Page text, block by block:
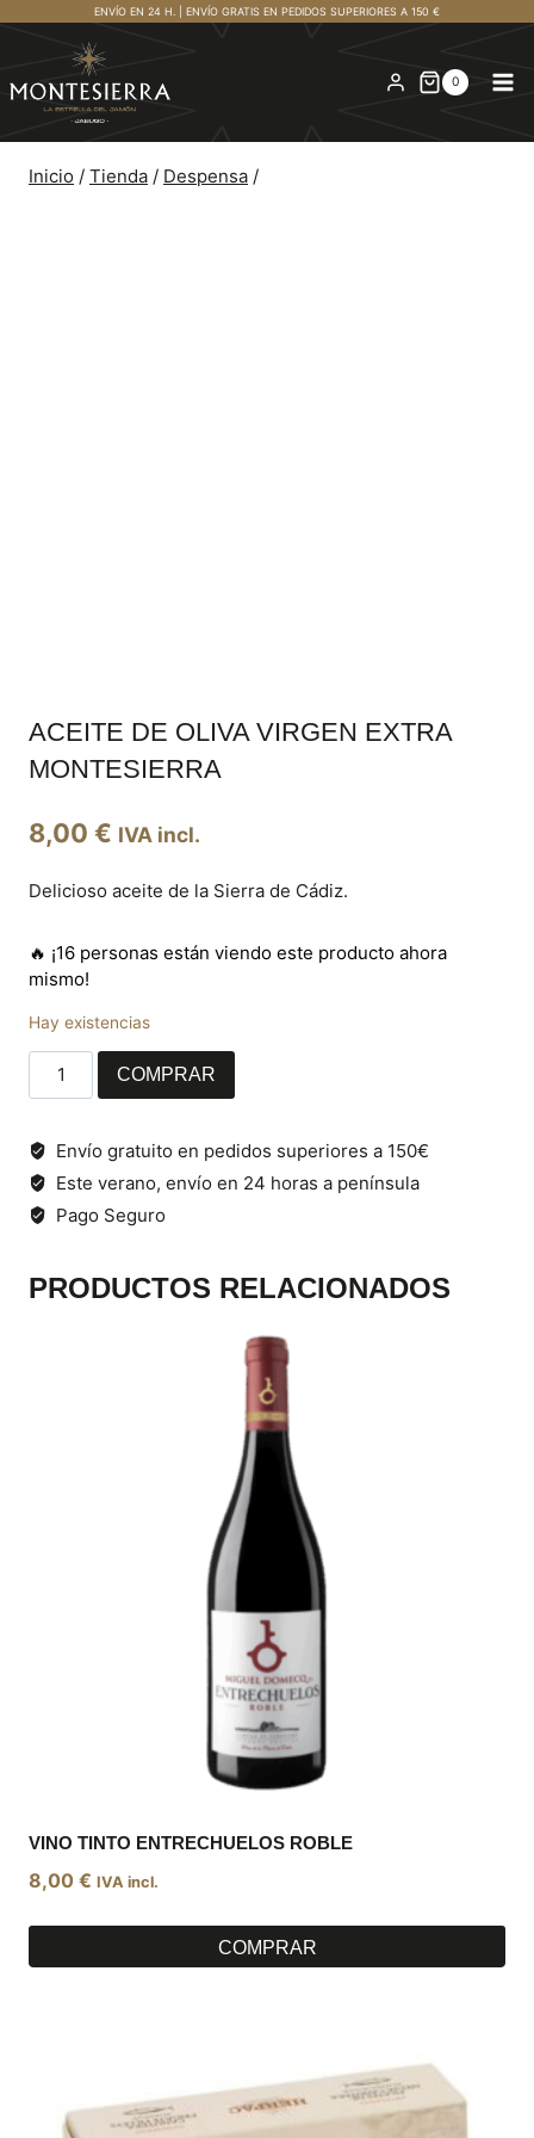
contenido
ENVÍO EN 24 H. | ENVÍO GRATIS EN PEDIDOS SUPERIORES A 150 €
0
Inicio / Tienda / Despensa /
ACEITE DE OLIVA VIRGEN EXTRA
MONTESIERRA
8,00 € IVA incl.
Delicioso aceite de la Sierra de Cádiz.
🔥 ¡16 personas están viendo este producto ahora
mismo!
Hay existencias
Virgen
Extra
Montesierra
cantidad
COMPRAR
Envío gratuito en pedidos superiores a 150€
Este verano, envío en 24 horas a península
Pago Seguro
PRODUCTOS RELACIONADOS
VINO TINTO ENTRECHUELOS ROBLE
8,00 € IVA incl.
COMPRAR